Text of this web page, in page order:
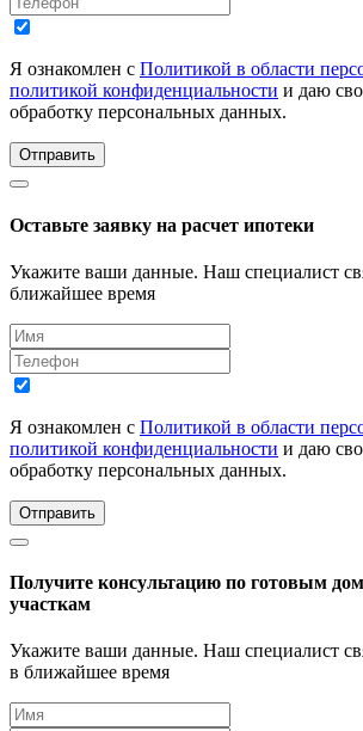
Я ознакомлен с Политикой в области
политикой конфиденциальности и даю
обработку персональных данных.
Отправить
Оставьте заявку на расчет ипотеки
Укажите ваши данные. Наш специалист
ближайшее время
Я ознакомлен с Политикой в области
политикой конфиденциальности и даю
обработку персональных данных.
Отправить
Получите консультацию по готовым
участкам
Укажите ваши данные. Наш специалист
в ближайшее время